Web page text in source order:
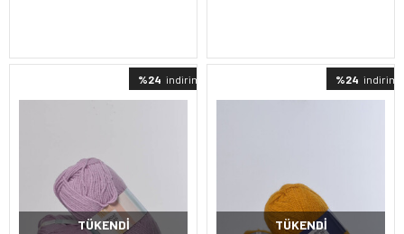
%24 indirimli
TÜKENDI
%24 indirimli
TÜKENDI